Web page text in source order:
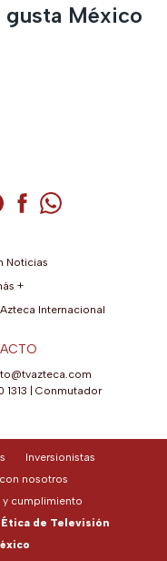
México
(se abre en una
(se abre en una
TikTok (se abre en
de YouTube (se abre
Cuenta de Telegram (se
Cuenta de
Cuenta de
Noticias
+
Internacional
1313 | Conmutador
Inversionistas
nosotros
cumplimiento
de Televisión